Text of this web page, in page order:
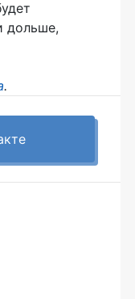
дольше,
.